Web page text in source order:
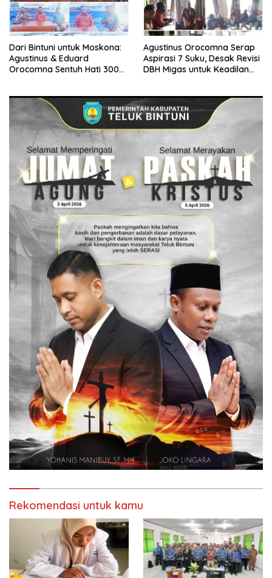
Dari Bintuni untuk Moskona:
Agustinus & Eduard
Orocomna Sentuh Hati 300
Agustinus Orocomna Serap
Aspirasi 7 Suku, Desak Revisi
DBH Migas untuk Keadilan
Rekomendasi untuk kamu